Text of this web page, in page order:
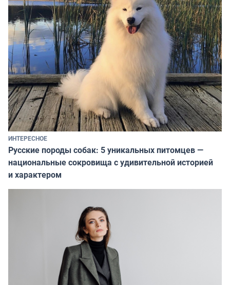
ИНТЕРЕСНОЕ
Русские породы собак: 5 уникальных питомцев —
национальные сокровища с удивительной историей
и характером